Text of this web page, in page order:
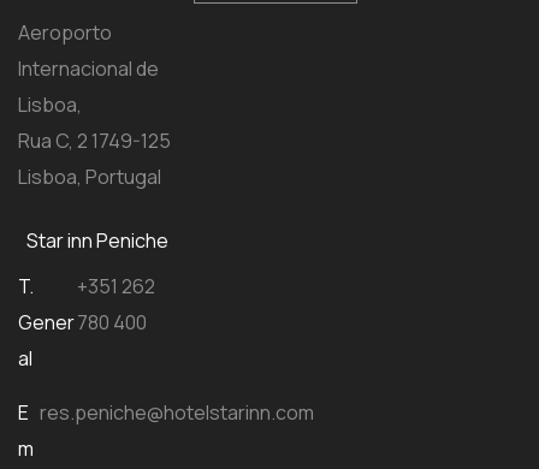
Aeroporto
Internacional de
Lisboa,
Rua C, 2 1749-125
Lisboa, Portugal
Star inn Peniche
T.
Gener
al
+351 262
780 400
E
m
res.peniche@hotelstarinn.com